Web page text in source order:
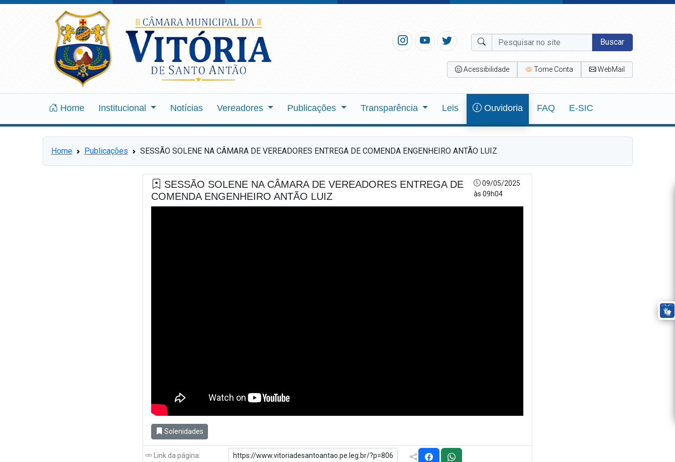
Buscar
Acessibilidade Tome Conta WebMail
Home Institucional Notícias Vereadores Publicações Transparência Leis Ouvidoria FAQ E-SIC
Home Publicações SESSÃO SOLENE NA CÂMARA DE VEREADORES ENTREGA DE COMENDA ENGENHEIRO ANTÃO LUIZ
SESSÃO SOLENE NA CÂMARA DE VEREADORES ENTREGA DE
COMENDA ENGENHEIRO ANTÃO LUIZ
09/05/2025
às 09h04
Solenidades
Link da página: